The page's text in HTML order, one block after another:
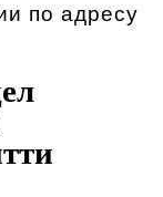
по адресу